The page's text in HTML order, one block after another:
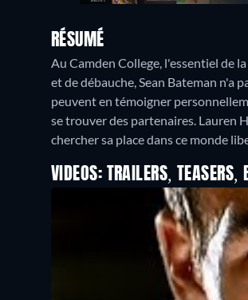
RÉSUMÉ
Au Camden College, l'essentiel de
et de débauche, Sean Bateman n'a
peuvent en témoigner
se trouver des partenaires. Lauren
chercher sa place dans ce monde
VIDEOS: TRAILERS, TEASERS,